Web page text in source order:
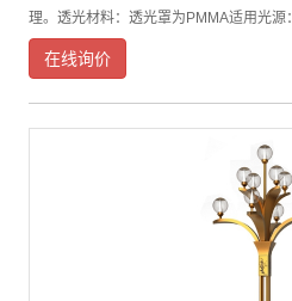
理。透光材料：透光罩为PMMA适用光
固件：紧固螺栓、螺母为不锈钢底座围筒
●玉兰灯采用超高导热系数的铝合金散
在线询价